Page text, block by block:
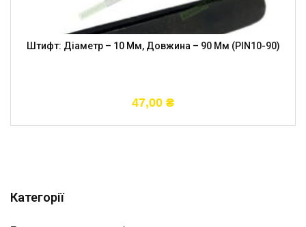
Категорії
Штифт: Діаметр – 10 Мм, Довжина – 90 Мм (PIN10-90)
47,00 ₴